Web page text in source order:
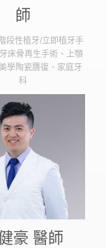
師
段性植牙/立即植牙手
床骨再生手術、上顎
學陶瓷贋復、家庭牙
科
豪 醫師